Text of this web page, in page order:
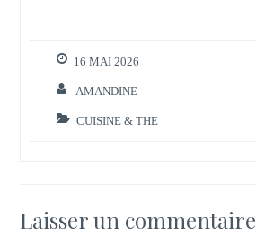
16 MAI 2026
AMANDINE
CUISINE & THE
Laisser un commentaire